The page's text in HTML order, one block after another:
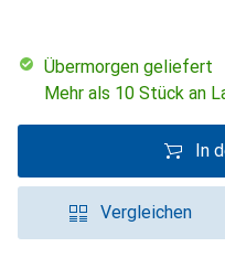
übermorgen geliefert
Mehr als 10 Stück an
In
Vergleichen